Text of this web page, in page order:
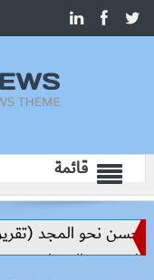
قائمة
(تقرير)
10 زيادات في 10 سنوات.. هل حان الوقت لرفع دعم البنزين نهائيا؟
وزيرة الإسكان